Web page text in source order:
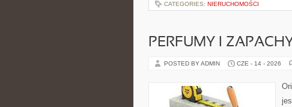
CATEGORIES: NIERUCHOMOŚCI
PERFUMY I ZAPACHY
POSTED BY ADMIN CZE - 14 - 2026